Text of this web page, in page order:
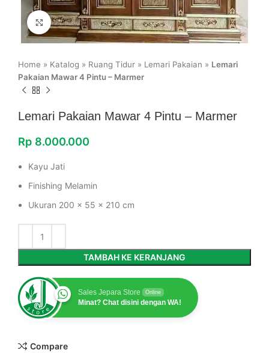
Click to enlarge
Home » Katalog » Ruang Tidur » Lemari Pakaian » Lemari
Pakaian Mawar 4 Pintu – Marmer
Lemari Pakaian Mawar 4 Pintu – Marmer
Rp 8.000.000
Kayu Jati
Finishing Melamin
Ukuran 200 x 55 x 210 cm
TAMBAH KE KERANJANG
Sales Jepara Store Online
Minat? Chat disini dengan WA!
Compare